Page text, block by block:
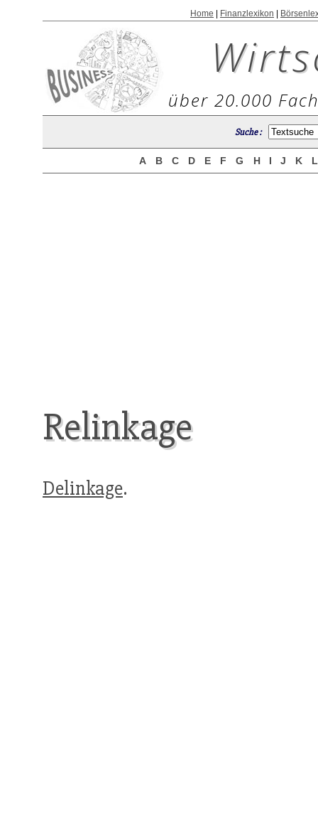
Home Finanzlexikon
über 20.000
Suche :
A B C D E F G H I J K
Relinkage
Delinkage.